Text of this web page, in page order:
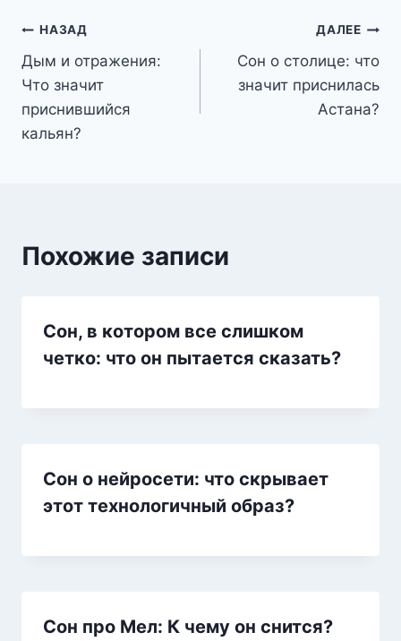
Навигация
по
записям
НАЗАД
Дым и отражения:
Что значит
приснившийся
кальян?
ДАЛЕЕ
Сон о столице: что
значит приснилась
Астана?
Похожие записи
Сон, в котором все слишком
четко: что он пытается сказать?
Сон о нейросети: что скрывает
этот технологичный образ?
Сон про Мел: К чему он снится?